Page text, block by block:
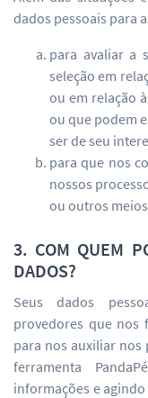
dados pessoais para
para avaliar a
seleção em
ou em relação
ou que podem
ser de seu
para que nos
nossos
ou outros
3. COM QUEM
DADOS?
Seus dados
provedores que nos
para nos auxiliar
ferramenta
informações e